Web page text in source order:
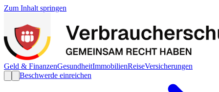
Zum Inhalt springen
Geld & FinanzenGesundheitImmobilienReiseVersicherungen
Beschwerde einreichen